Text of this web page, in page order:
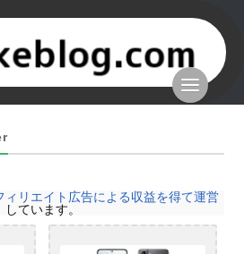
ィリエイト広告による収益を得て運営
しています。